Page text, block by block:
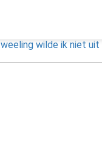
wilde ik niet uit